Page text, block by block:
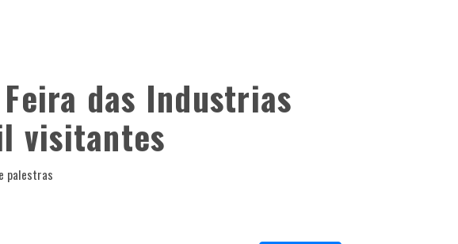
das Industrias
visitantes
palestras